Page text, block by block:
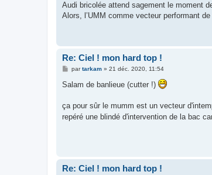
Audi bricolée attend sagement le moment
Alors, l’UMM comme vecteur performant
Re: Ciel ! mon hard top !
M
s
g
partarkam» 21 déc. 2020, 11:54
Salam de banlieue (cutter !)
ça pour sûr le mumm est un vecteur
repéré une blindé d'intervention de la bac
Re: Ciel ! mon hard top !